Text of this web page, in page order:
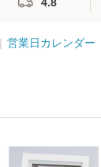
4.8
営業日カレンダー